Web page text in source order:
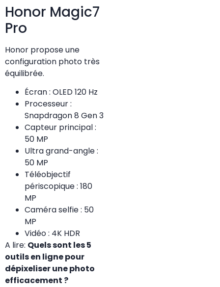
Honor Magic7
Pro
Honor propose une
configuration photo très
équilibrée.
Écran : OLED 120 Hz
Processeur :
Snapdragon 8 Gen 3
Capteur principal :
50 MP
Ultra grand-angle :
50 MP
Téléobjectif
périscopique : 180
MP
Caméra selfie : 50
MP
Vidéo : 4K HDR
A lire: Quels sont les 5
outils en ligne pour
dépixeliser une photo
efficacement ?